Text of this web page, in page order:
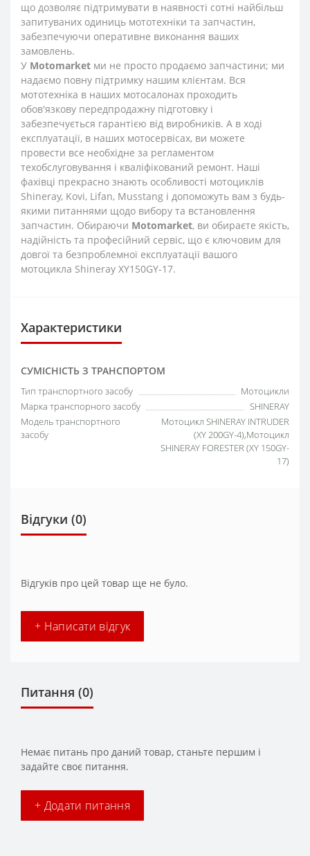
що дозволяє підтримувати в наявності сотні найбільш
запитуваних одиниць мототехніки та запчастин,
забезпечуючи оперативне виконання ваших
замовлень.
У Motomarket ми не просто продаємо запчастини; ми
надаємо повну підтримку нашим клієнтам. Вся
мототехніка в наших мотосалонах проходить
обов'язкову передпродажну підготовку і
забезпечується гарантією від виробників. А в ході
експлуатації, в наших мотосервісах, ви можете
провести все необхідне за регламентом
техобслуговування і кваліфікований ремонт. Наші
фахівці прекрасно знають особливості мотоциклів
Shineray, Kovi, Lifan, Musstang і допоможуть вам з будь-
якими питаннями щодо вибору та встановлення
запчастин. Обираючи Motomarket, ви обираєте якість,
надійність та професійний сервіс, що є ключовим для
довгої та безпроблемної експлуатації вашого
мотоцикла Shineray XY150GY-17.
Характеристики
СУМІСНІСТЬ З ТРАНСПОРТОМ
Тип транспортного засобу
Мотоцикли
Марка транспорного засобу
SHINERAY
Модель транспортного
засобу
Мотоцикл SHINERAY INTRUDER
(XY 200GY-4),Мотоцикл
SHINERAY FORESTER (XY 150GY-
17)
Відгуки (0)
Відгуків про цей товар ще не було.
+ Написати відгук
Питання (0)
Немає питань про даний товар, станьте першим і
задайте своє питання.
+ Додати питання